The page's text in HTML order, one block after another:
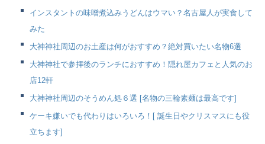
インスタントの味噌煮込みうどんはウマい？名古屋人が実食して
みた
大神神社周辺のお土産は何がおすすめ？絶対買いたい名物6選
大神神社で参拝後のランチにおすすめ！隠れ屋カフェと人気のお
店12軒
大神神社周辺のそうめん処６選 [名物の三輪素麺は最高です]
ケーキ嫌いでも代わりはいろいろ！[ 誕生日やクリスマスにも役
立ちます]